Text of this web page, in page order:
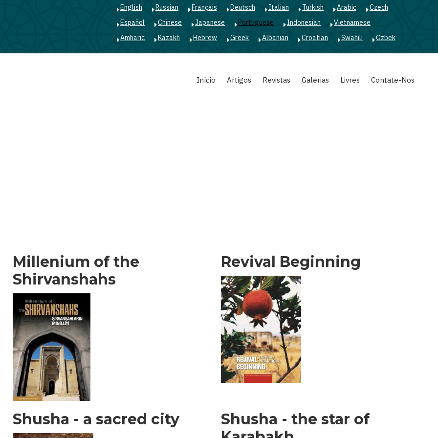
English Russian Français Deutsch Italian Turkish Arabic
Czech
Español
Chinese Japanese Portuguese Indonesian
Vietnamese
Amharic
Kazakh Hebrew Greek Albanian Croatian Swahili Ozbek
Início Artigos Revistas Galerias Livres Contate-Nos
Millenium of the
Shirvanshahs
Revival Beginning
Shusha - a sacred city
Shusha - the star of